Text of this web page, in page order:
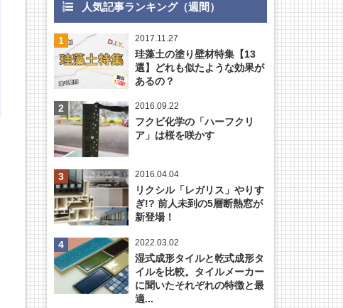
人気記事ランキング（週間）
2017.11.27
珪藻土の塗り壁材特集【13
選】どれも似たような効果が
あるの？
2016.09.22
フクビ化学の「ハーフクリ
ア」は桜を咲かす
2016.04.04
リクシル「レガリス」やりす
ぎ!? 前人未到の5層断熱窓が
新登場！
2022.03.02
湿式成形タイルと乾式成形タ
イルを比較。タイルメーカー
に聞いたそれぞれの特徴と最
適...